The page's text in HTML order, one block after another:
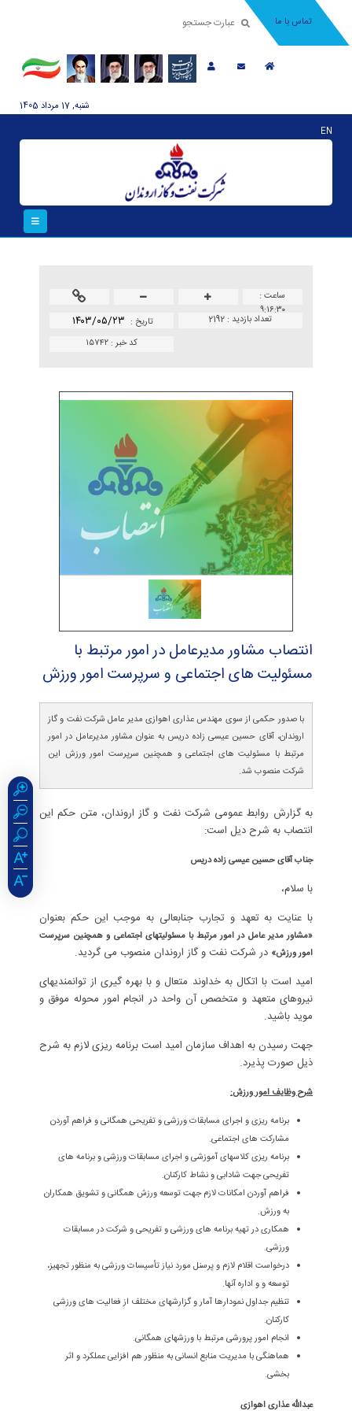
تماس با ما
شنبه, 17 مرداد 1405
EN
ساعت :
۹:۱۶:۳۰
تاريخ : ۱۴۰۳/۰۵/۲۳ تعداد بازدید : 2192
کد خبر :۱۵۷۴۲
انتصاب مشاور مدیرعامل در امور مرتبط با
مسئولیت های اجتماعی و سرپرست امور ورزش
با صدور حکمی از سوی مهندس عذاری اهوازی مدیر عامل شرکت نفت و گاز
اروندان، آقای حسین عیسی زاده دریس به عنوان مشاور مدیرعامل در امور
مرتبط با مسئولیت های اجتماعی و همچنین سرپرست امور ورزش این
شرکت منصوب شد.
به گزارش روابط عمومی شرکت نفت و گاز اروندان، متن حکم این
انتصاب به شرح دیل است:
جناب آقای حسین عیسی زاده دریس
با سلام،
با عنایت به تعهد و تجارب جنابعالی به موجب این حکم بعنوان
«مشاور مدیر عامل در امور مرتبط با مسئولیتهای اجتماعی و همچنین سرپرست
امور ورزش» در شرکت نفت و گاز اروندان منصوب می گردید.
امید است با اتکال به خداوند متعال و با بهره گیری از توانمندیهای
نیروهای متعهد و متخصص آن واحد در انجام امور محوله موفق و
موید باشید.
جهت رسیدن به اهداف سازمان امید است برنامه ریزی لازم به شرح
ذیل صورت پذیرد.
شرح وظایف امور ورزش:
برنامه ریزی و اجرای مسابقات ورزشی و تفریحی همگانی و فراهم آوردن
مشارکت های اجتماعی.
برنامه ریزی کلاسهای آموزشی و اجرای مسابقات ورزشی و برنامه های
تفریحی جهت شادابی و نشاط کارکنان.
فراهم آوردن امکانات لازم جهت توسعه ورزش همگانی و تشویق همکاران
به ورزش.
همکاری در تهیه برنامه های ورزشی و تفریحی و شرکت در مسابقات
ورزشی.
درخواست اقلام لازم و پرسنل مورد نیاز تأسیسات ورزشی به منظور تجهیز،
توسعه و و اداره آنها.
تنظیم جداول نمودارها آمار و گزارشهای مختلف از فعالیت های ورزشی
کارکنان.
انجام امور پرورشی مرتبط با ورزشهای همگانی.
هماهنگی با مدیریت منابع انسانی به منظور هم افزایی عملکرد و اثر
بخشی.
عبدالله عذاری اهوازی